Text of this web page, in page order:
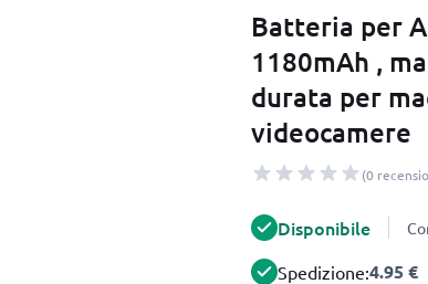
Batteria per
1180mAh ,
durata per
videocamere
(0
Disponibile
Spedizione:4.95 €